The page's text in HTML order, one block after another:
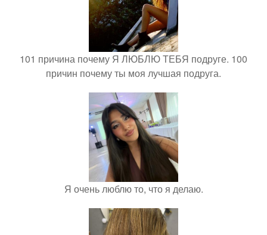
101 причина почему Я ЛЮБЛЮ ТЕБЯ подруге. 100
причин почему ты моя лучшая подруга.
Я очень люблю то, что я делаю.